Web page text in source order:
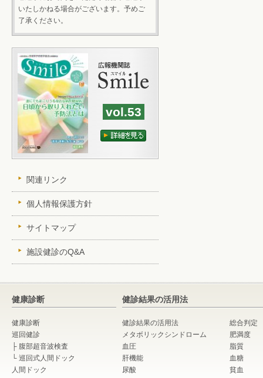
いたしかねる場合がございます。予めご
了承ください。
vol.53
関連リンク
個人情報保護方針
サイトマップ
施設健診のQ&A
健康診断
健康診断
巡回健診
├ 腹部超音波検査
└ 巡回式人間ドック
人間ドック
健診結果の活用法
健診結果の活用法
総合判定
メタボリックシンドローム
肥満度
血圧
脂質
肝機能
血糖
尿酸
貧血